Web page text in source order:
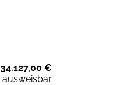
34.127,00 €
ausweisbar